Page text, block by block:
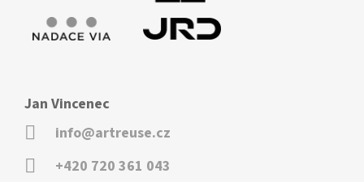
Jan Vincenec
info@artreuse.cz
+420 720 361 043